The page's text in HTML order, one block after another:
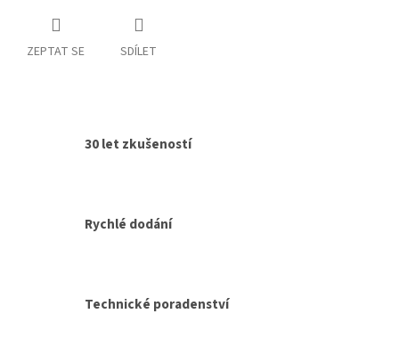
ZEPTAT SE SDÍLET
30 let zkušeností
Rychlé dodání
Technické poradenství